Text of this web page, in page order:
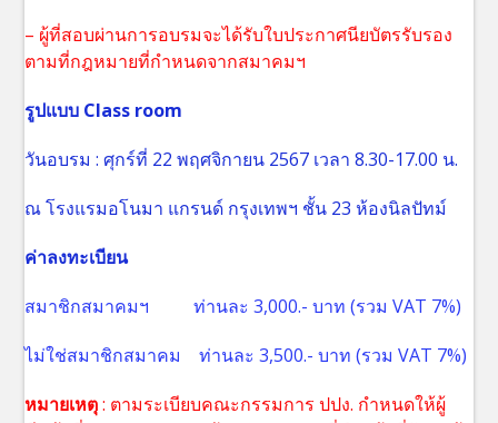
– ผู้ที่สอบผ่านการอบรมจะได้รับใบประกาศนียบัตรรับรอง
ตามที่กฎหมายที่กำหนดจากสมาคมฯ
รูปแบบ Class room
วันอบรม : ศุกร์ที่ 22 พฤศจิกายน 2567 เวลา 8.30-17.00 น.
ณ โรงแรมอโนมา แกรนด์ กรุงเทพฯ ชั้น 23 ห้องนิลปัทม์
ค่าลงทะเบียน
สมาชิกสมาคมฯ ท่านละ 3,000.- บาท (รวม VAT 7%)
ไม่ใช่สมาชิกสมาคม ท่านละ 3,500.- บาท (รวม VAT 7%)
หมายเหตุ: ตามระเบียบคณะกรรมการ ปปง. กำหนดให้ผู้